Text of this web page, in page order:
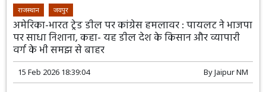
राजस्थान जयपुर
अमेरिका-भारत ट्रेड डील पर कांग्रेस हमलावर : पायलट ने भाजपा
पर साधा निशाना, कहा- यह डील देश के किसान और व्यापारी
वर्ग के भी समझ से बाहर
15 Feb 2026 18:39:04 ByJaipur NM